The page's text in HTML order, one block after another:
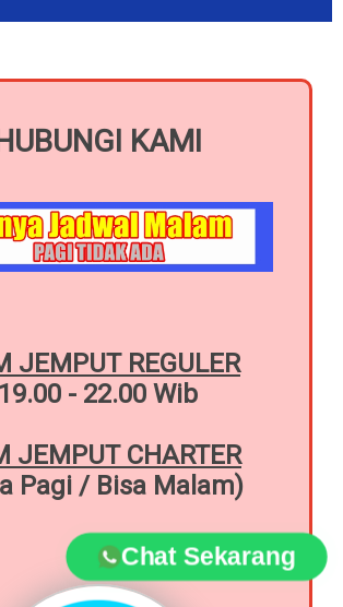
HUBUNGI KAMI
JEMPUT REGULER
19.00 - 22.00 Wib
JEMPUT CHARTER
Pagi / Bisa Malam)
Chat Sekarang